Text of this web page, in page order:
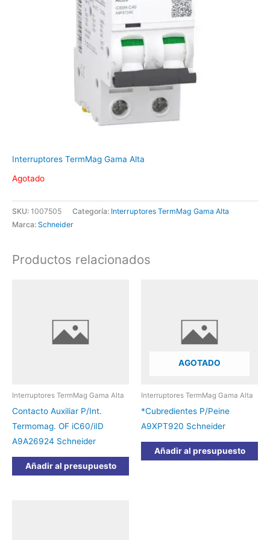
Interruptores TermMag Gama Alta
Agotado
SKU: 1007505 Categoría: Interruptores TermMag Gama Alta
Marca: Schneider
Productos relacionados
Interruptores TermMag Gama Alta
Contacto Auxiliar P/Int.
Termomag. OF iC60/iID
A9A26924 Schneider
Añadir al presupuesto
AGOTADO
Interruptores TermMag Gama Alta
*Cubredientes P/Peine
A9XPT920 Schneider
Añadir al presupuesto